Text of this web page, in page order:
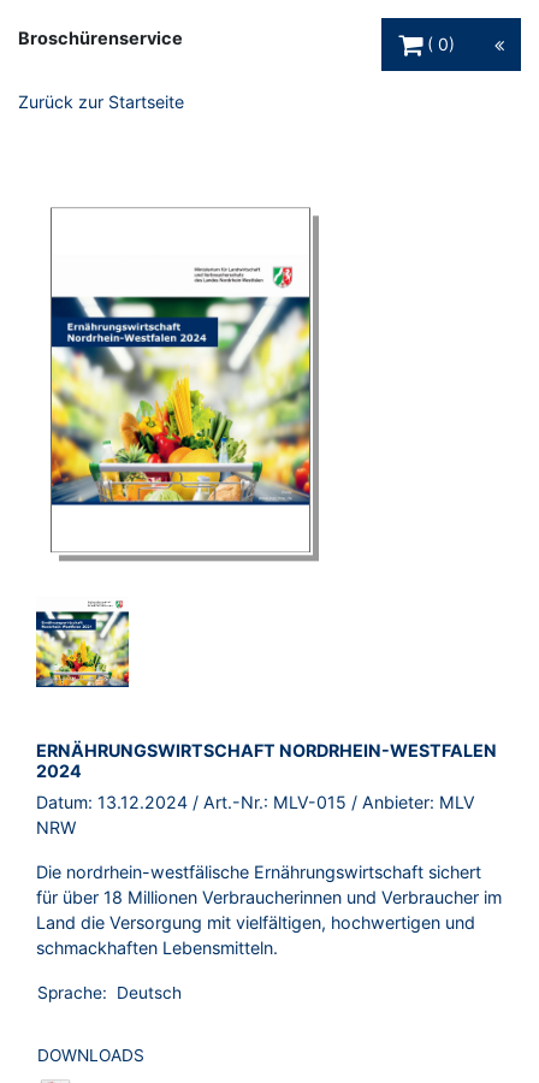
Broschürenservice
0
Zurück zur Startseite
BROSCHÜRE:
ERNÄHRUNGSWIRTSCHAFT NORDRHEIN-WESTFALEN
2024
Datum: 13.12.2024 / Art.-Nr.: MLV-015 / Anbieter: MLV
NRW
Die nordrhein-westfälische Ernährungswirtschaft sichert
für über 18 Millionen Verbraucherinnen und Verbraucher im
Land die Versorgung mit vielfältigen, hochwertigen und
schmackhaften Lebensmitteln.
Sprache: Deutsch
DOWNLOADS